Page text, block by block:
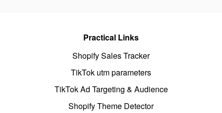
Practical Links
Shopify Sales Tracker
TikTok utm parameters
TikTok Ad Targeting & Audience
Shopify Theme Detector